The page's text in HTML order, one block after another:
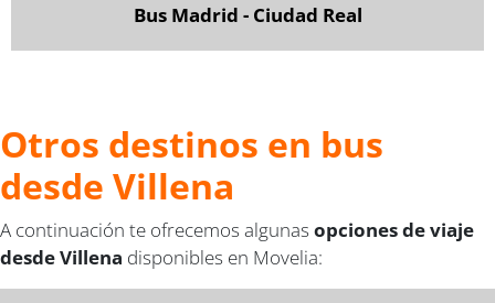
Bus Madrid - Ciudad Real
Otros destinos en bus
desde Villena
A continuación te ofrecemos algunas opciones de viaje
desde Villena disponibles en Movelia: